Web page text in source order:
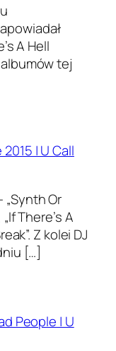
A Hell
tej
| U Call
Or
There’s A
Z kolei DJ
[…]
People | U